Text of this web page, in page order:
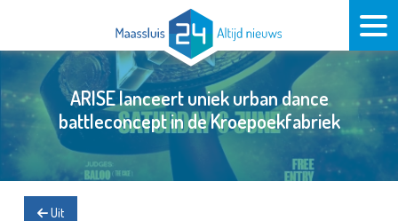
ARISE lanceert uniek urban dance
battleconcept in de Kroepoekfabriek
Uit